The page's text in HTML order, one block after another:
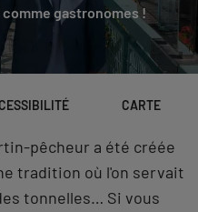
gastronomes !
CARTE
pêcheur a été créée
tradition où l'on servait
tonnelles… Si vous